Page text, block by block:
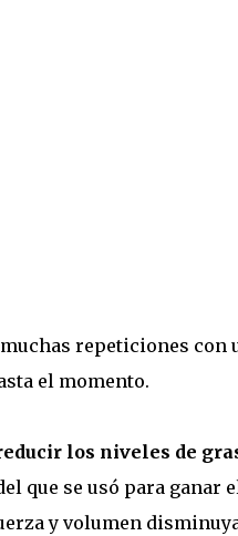
repeticiones con
el momento.
los niveles de
que se usó para ganar
y volumen